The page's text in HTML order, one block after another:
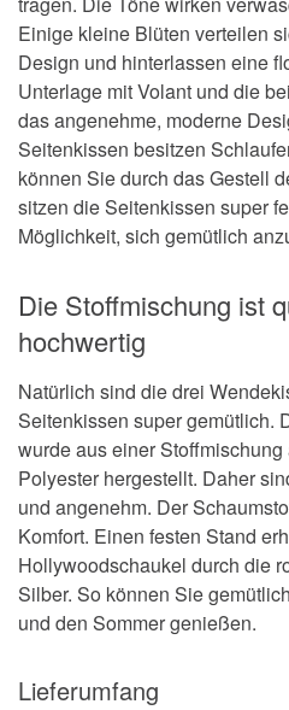
Einige kleine Blüten verteilen
Design und hinterlassen eine
Unterlage mit Volant und die
das angenehme, moderne
Seitenkissen besitzen
können Sie durch das Gestell
sitzen die Seitenkissen super
Möglichkeit, sich gemütlich
Die Stoffmischung ist
hochwertig
Natürlich sind die drei
Seitenkissen super gemütlich.
wurde aus einer
Polyester hergestellt. Daher
und angenehm. Der
Komfort. Einen festen Stand
Hollywoodschaukel durch die
Silber. So können Sie
und den Sommer genießen.
Lieferumfang